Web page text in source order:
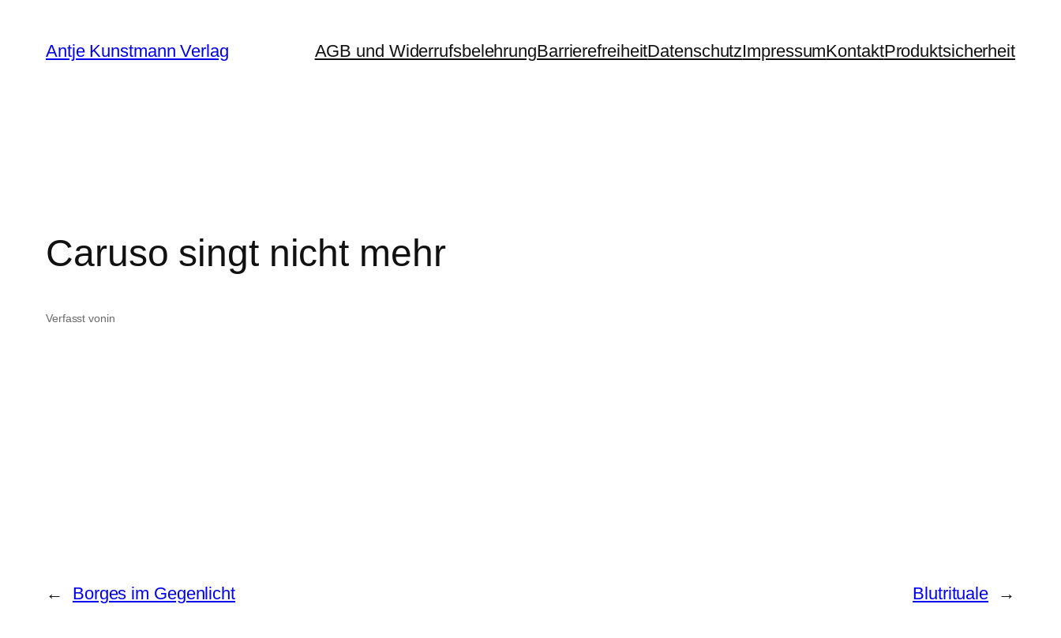
springen
Antje Kunstmann Verlag AGB und WiderrufsbelehrungBarrierefreiheitDatenschutzImpressumKontaktProduktsicherheit
Caruso singt nicht mehr
Verfasst vonin
← Borges im Gegenlicht Blutrituale →